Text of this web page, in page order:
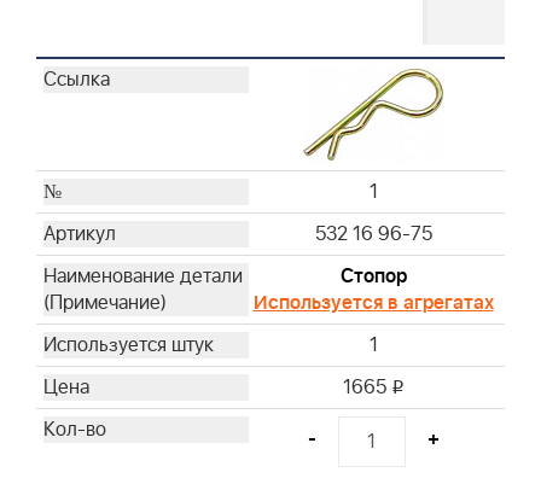
1
532 16 96-75
Стопор
Используется в агрегатах
1
1665 i
- +